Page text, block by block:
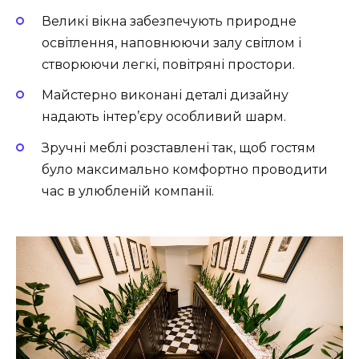
Великі вікна забезпечують природне
освітлення, наповнюючи залу світлом і
створюючи легкі, повітряні простори.
Майстерно виконані деталі дизайну
надають інтер’єру особливий шарм.
Зручні меблі розставлені так, щоб гостям
було максимально комфортно проводити
час в улюбленій компанії.